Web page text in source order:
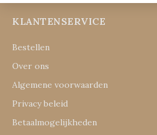
KLANTENSERVICE
Bestellen
Over ons
Algemene voorwaarden
Privacy beleid
Betaalmogelijkheden